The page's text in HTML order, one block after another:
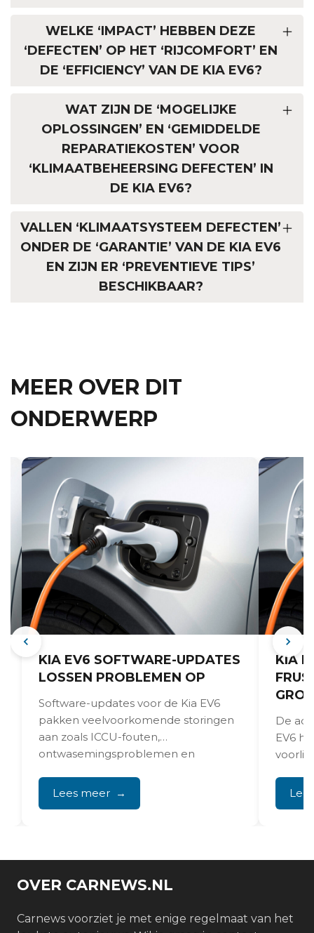
WELKE ‘IMPACT’ HEBBEN DEZE
‘DEFECTEN’ OP HET ‘RIJCOMFORT’ EN
DE ‘EFFICIENCY’ VAN DE KIA EV6?
WAT ZIJN DE ‘MOGELIJKE
OPLOSSINGEN’ EN ‘GEMIDDELDE
REPARATIEKOSTEN’ VOOR
‘KLIMAATBEHEERSING DEFECTEN’ IN
DE KIA EV6?
VALLEN ‘KLIMAATSYSTEEM DEFECTEN’
ONDER DE ‘GARANTIE’ VAN DE KIA EV6
EN ZIJN ER ‘PREVENTIEVE TIPS’
BESCHIKBAAR?
MEER OVER DIT
ONDERWERP
KIA EV6 SOFTWARE-UPDATES
LOSSEN PROBLEMEN OP
Software-updates voor de Kia EV6
pakken veelvoorkomende storingen
aan zoals ICCU-fouten,
ontwasemingsproblemen en
eigenaren melden dat sommige
problemen...
Lees meer
KIA
De
EV6
OVER CARNEWS.NL
Carnews voorziet je met enige regelmaat van het